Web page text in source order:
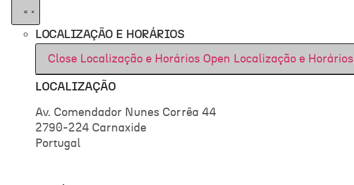
LOCALIZAÇÃO E HORÁRIOS
Close Localização e Horários Open Localização e Horários
LOCALIZAÇÃO
Av. Comendador Nunes Corrêa 44
2790-224 Carnaxide
Portugal